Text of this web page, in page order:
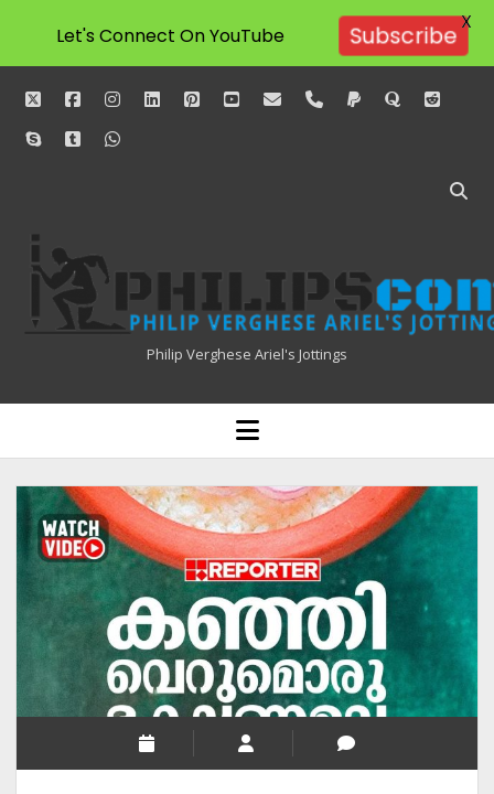
twitterfacebookinstagram
linkedinpinterestyoutube
emailphonepaypalquorareddit
skypetumblrwhatsapp
Philipscom
Associates
Philip Verghese Ariel's Jottings
HOME
BLOGGING
RELIGION
INDIA
EXPERT ROUNDUP POSTS
TECHNOLOGY/SOFTWARE
COMMENT AUTHORS
SEO
MALAYALAM WRITINGS
GUEST POST
open
menu
Let's Connect On YouTube Subscribe
X